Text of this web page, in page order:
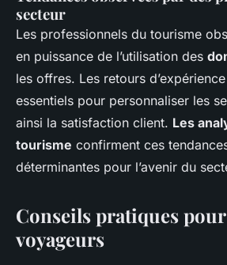
secteur
Les professionnels du tourisme
en puissance de l’utilisation des
les offres. Les retours
essentiels pour personnaliser les
ainsi la satisfaction client. Les
tourisme confirment ces
déterminantes pour l’avenir du
Conseils pratiques
voyageurs